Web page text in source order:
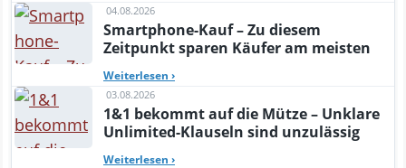
04.08.2026
Smartphone-Kauf – Zu diesem
Zeitpunkt sparen Käufer am meisten
Weiterlesen ›
03.08.2026
1&1 bekommt auf die Mütze – Unklare
Unlimited-Klauseln sind unzulässig
Weiterlesen ›